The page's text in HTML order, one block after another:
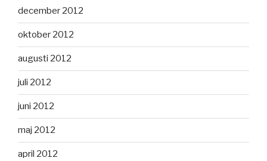
december 2012
oktober 2012
augusti 2012
juli 2012
juni 2012
maj 2012
april 2012